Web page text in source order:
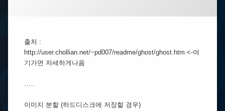
출처 :
http://user.chollian.net/~pd007/readme/ghost/ghost.htm <-여
기가면 자세하게나옴
…..
이미지 분할 (하드디스크에 저장할 경우)